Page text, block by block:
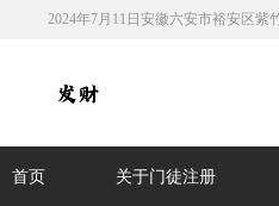
2024年7月11日安徽六安市裕安区紫
首页 关于门徒注册